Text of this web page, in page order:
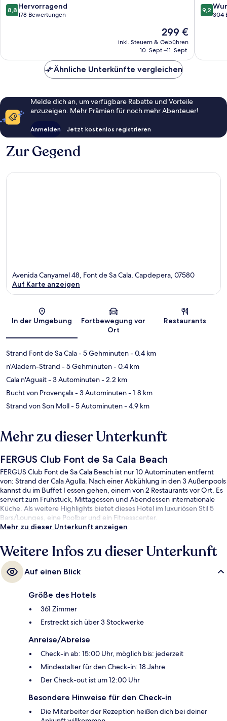
8.8
von
8,8 Hervorragend
178 Bewertungen
Der
Preis
beträgt
299 €
inkl. Steuern & Gebühren
10. Sept.–11. Sept.
-
Adults
9.2
von
9,2
304
Ähnliche Unterkünfte vergleichen
Melde dich an, um verfügbare Rabatte und Vorteile
anzuzeigen. Mehr Prämien für noch mehr Abenteuer!
Anmelden Jetzt kostenlos registrieren
Zur Gegend
Karte
Avenida Canyamel 48, Font de Sa Cala, Capdepera, 07580
Auf Karte anzeigen
In der Umgebung
Fortbewegung vor
Ort
Restaurants
Strand Font de Sa Cala- 5 Gehminuten- 0.4 km
n'Aladern-Strand - 5 Gehminuten- 0.4 km
Cala n'Aguait- 3 Autominuten- 2.2 km
Bucht von Provençals- 3 Autominuten- 1.8 km
Strand von Son Moll- 5 Autominuten- 4.9 km
Mehr zu dieser Unterkunft
FERGUS Club Font de Sa Cala Beach
FERGUS Club Font de Sa Cala Beach ist nur 10 Autominuten entfernt
von: Strand der Cala Agulla. Nach einer Abkühlung in den 3 Außenpools
kannst du im Buffet I essen gehen, einem von 2 Restaurants vor Ort. Es
serviert zum Frühstück, Mittagessen und Abendessen internationale
Küche. Als weitere Highlights bietet dieses Hotel im luxuriösen Stil 5
Bars/Lounges, eine Poolbar und ein Fitnesscenter.
Mehr zu dieser Unterkunft anzeigen
Weitere Infos zu dieser Unterkunft
Auf einen Blick
Größe des Hotels
361 Zimmer
Erstreckt sich über 3 Stockwerke
Anreise/Abreise
Check-in ab: 15:00 Uhr, möglich bis: jederzeit
Mindestalter für den Check-in: 18 Jahre
Der Check-out ist um 12:00 Uhr
Besondere Hinweise für den Check-in
Die Mitarbeiter der Rezeption heißen dich bei deiner